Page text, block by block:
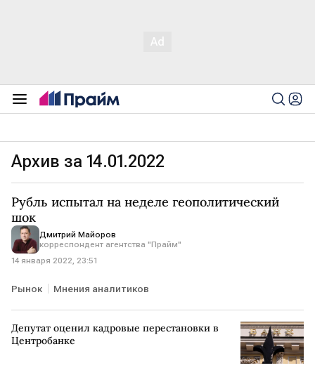
Архив за 14.01.2022
Рубль испытал на неделе геополитический
шок
Дмитрий Майоров
корреспондент агентства "Прайм"
14 января 2022, 23:51
Рынок Мнения аналитиков
Депутат оценил кадровые перестановки в
Центробанке